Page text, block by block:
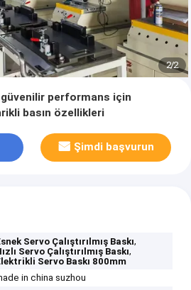
2/2
performans için
basın özellikleri
Şimdi başvurun
Servo Çalıştırılmış Baskı,
Servo Çalıştırılmış Baskı,
Servo Baskı 800mm
in china suzhou